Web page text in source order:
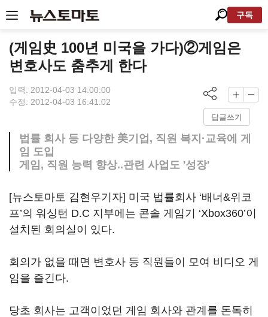
구독
(게임史 100년 미국을 가다)②게임은
변호사도 춤추게 한다
입력: 2012-04-03 14:00:00
수정: 2012-04-03 16:41:02
답글쓰기
법률 회사 등 다양한 美기업, 직원 복지·교육에 게
임 도입
게임, 직원 능력 향상..관련 사업도 '성장'
[뉴스토마토 김현우기자] 미국 법률회사 ‘배너&위코
프’의 워싱턴 D.C 지부에는 콘솔 게임기 ‘Xbox360’이
설치된 회의실이 있다.
회의가 없을 때면 변호사 등 직원들이 모여 비디오 게
임을 즐긴다.
당초 회사는 고객이었던 게임 회사와 관계를 돈독히